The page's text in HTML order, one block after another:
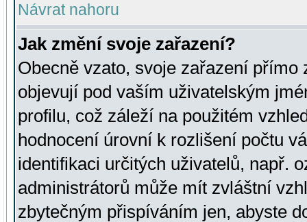
Návrat nahoru
Jak změní svoje zařazení?
Obecně vzato, svoje zařazení přímo
objevují pod vaším uživatelským
profilu, což záleží na použitém
hodnocení úrovní k rozlišení počtu
identifikaci určitých uživatelů, např.
administrátorů může mít zvláštní
zbytečným přispíváním jen, abyste